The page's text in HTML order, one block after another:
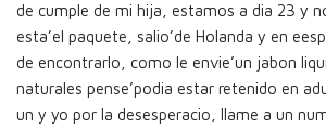
de cumple de mi hija, estamos a dia 23 y
esta’el paquete, salio’de Holanda y en
de encontrarlo, como le envie’un jabon
naturales pense’podia estar retenido en
un y yo por la desesperacio, llame a un